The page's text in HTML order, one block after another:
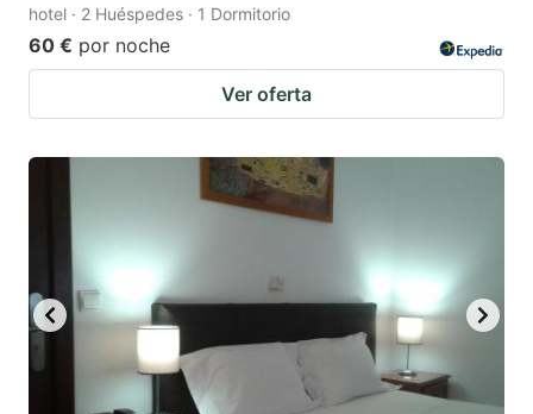
hotel · 2 Huéspedes · 1 Dormitorio
60 € por noche
Ver oferta